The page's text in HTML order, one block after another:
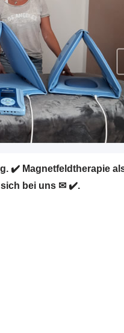
✔️ Magnetfeldtherapie
sich bei uns ✉ ✔️.